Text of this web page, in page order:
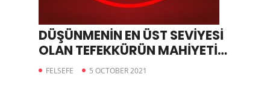
DÜŞÜNMENİN EN ÜST SEVİYESİ
OLAN TEFEKKÜRÜN MAHİYETİ
VE FELSEFEDEKİ YERİ
FELSEFE 5 OCTOBER 2021